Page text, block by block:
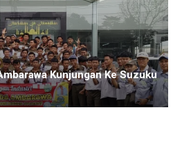
Kunjungan Ke Suzuku